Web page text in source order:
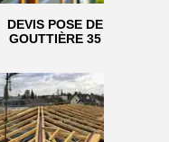
DEVIS POSE DE
GOUTTIÈRE 35